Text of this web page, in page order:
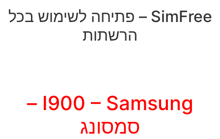
SimFree – פתיחה לשימוש בכל
הרשתות
I900 – Samsung –
סמסונג